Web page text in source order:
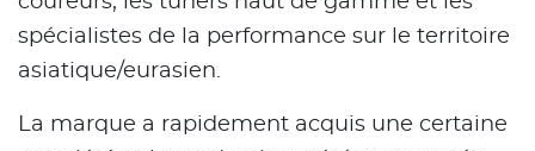
spécialistes de la performance sur le territoire
asiatique/eurasien.
La marque a rapidement acquis une certaine